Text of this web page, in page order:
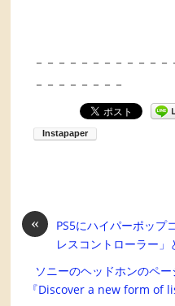
－－－－－－－－－－－
－－－－－－－－
«
PS5にハイパーポップ
レスコントローラー」
ソニーのヘッドホンのペ
『Discover a new form of